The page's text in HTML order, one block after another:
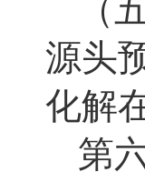
（
源头
化解
第